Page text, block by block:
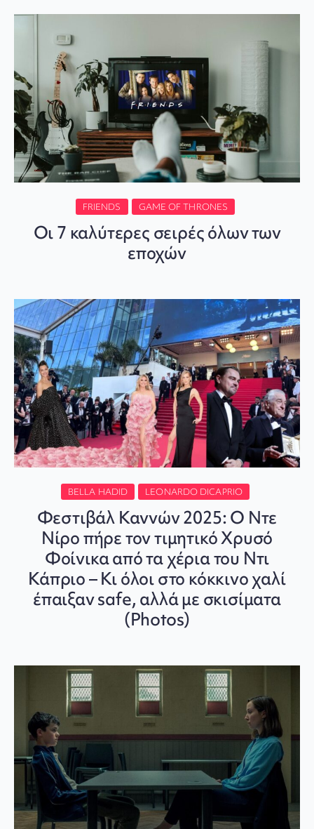
FRIENDS GAME OF THRONES
Οι 7 καλύτερες σειρές όλων των
εποχών
BELLA HADID LEONARDO DICAPRIO
Φεστιβάλ Καννών 2025: Ο Ντε
Νίρο πήρε τον τιμητικό Χρυσό
Φοίνικα από τα χέρια του Ντι
Κάπριο – Κι όλοι στο κόκκινο χαλί
έπαιξαν safe, αλλά με σκισίματα
(Photos)